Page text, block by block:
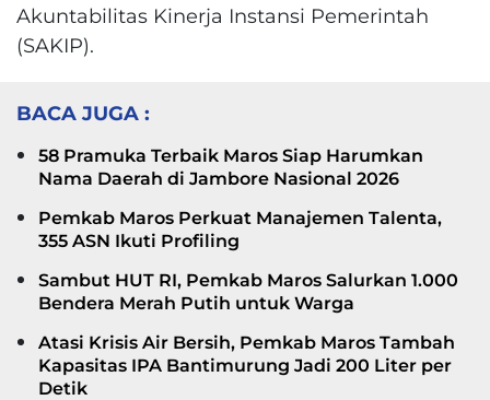
Akuntabilitas Kinerja Instansi Pemerintah
(SAKIP).
BACA JUGA :
58 Pramuka Terbaik Maros Siap Harumkan
Nama Daerah di Jambore Nasional 2026
Pemkab Maros Perkuat Manajemen Talenta,
355 ASN Ikuti Profiling
Sambut HUT RI, Pemkab Maros Salurkan 1.000
Bendera Merah Putih untuk Warga
Atasi Krisis Air Bersih, Pemkab Maros Tambah
Kapasitas IPA Bantimurung Jadi 200 Liter per
Detik